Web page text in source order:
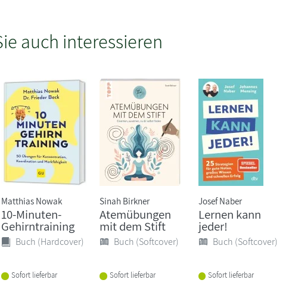
auch interessieren
Matthias Nowak
10-Minuten-
Gehirntraining
Buch (Hardcover)
Sofort lieferbar
Sinah Birkner
Atemübungen
mit dem Stift
Buch (Softcover)
Sofort lieferbar
Josef Naber
Lernen kann
jeder!
Buch (Softcover)
Sofort lieferbar